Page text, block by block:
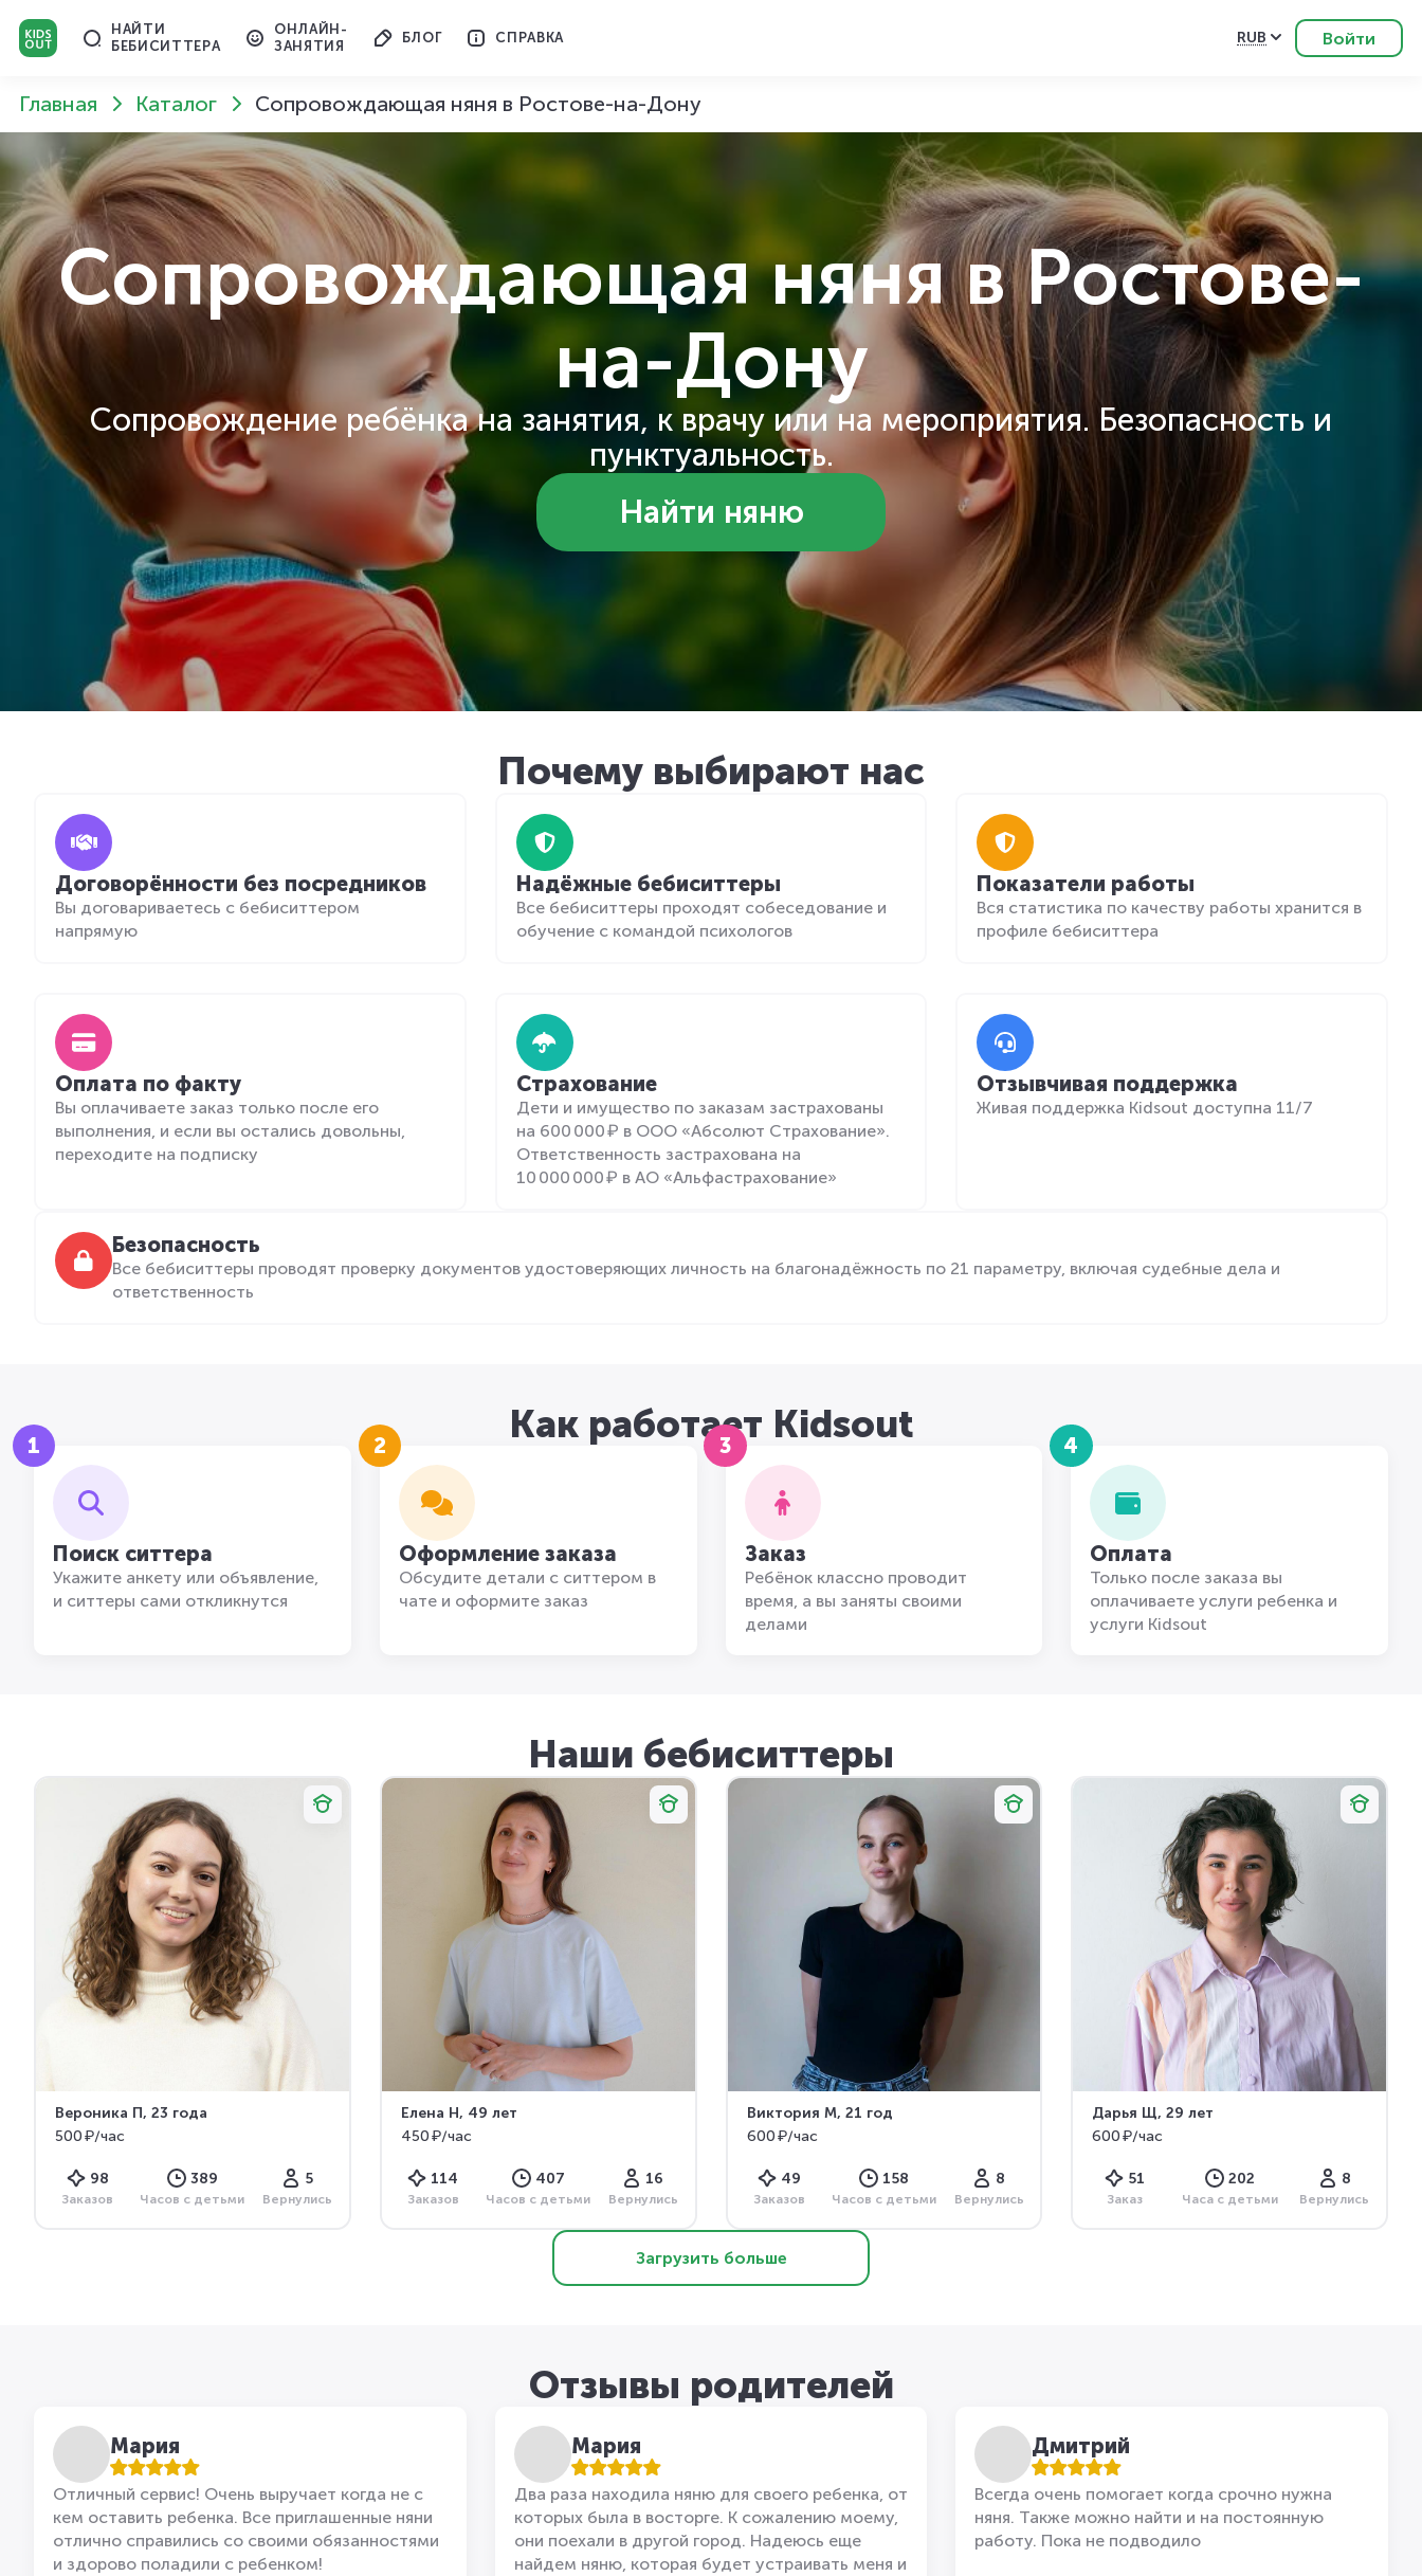
НАЙТИ
БЕБИСИТТЕРА
ОНЛАЙН-
ЗАНЯТИЯ
БЛОГ СПРАВКА RUB Войти
Главная Каталог Сопровождающая няня в Ростове-на-Дону
Сопровождающая няня в Ростове-
на-Дону
Сопровождение ребёнка на занятия, к врачу или на мероприятия. Безопасность и
пунктуальность.
Найти няню
Почему выбирают нас
Договорённости без посредников
Вы договариваетесь с бебиситтером
напрямую
Надёжные бебиситтеры
Все бебиситтеры проходят собеседование и
обучение с командой психологов
Показатели работы
Вся статистика по качеству работы хранится в
профиле бебиситтера
Оплата по факту
Вы оплачиваете заказ только после его
выполнения, и если вы остались довольны,
переходите на подписку
Страхование
Дети и имущество по заказам застрахованы
на 600 000 ₽ в ООО «Абсолют Страхование».
Ответственность застрахована на
10 000 000 ₽ в АО «Альфастрахование»
Отзывчивая поддержка
Живая поддержка Kidsout доступна 11/7
Безопасность
Все бебиситтеры проводят проверку документов удостоверяющих личность на благонадёжность по 21 параметру, включая судебные дела и
ответственность
Как работает Kidsout
1
Поиск ситтера
Укажите анкету или объявление,
и ситтеры сами откликнутся
2
Оформление заказа
Обсудите детали с ситтером в
чате и оформите заказ
3
Заказ
Ребёнок классно проводит
время, а вы заняты своими
делами
4
Оплата
Только после заказа вы
оплачиваете услуги ребенка и
услуги Kidsout
Наши бебиситтеры
Вероника П, 23 года
500 ₽/час
98
Заказов
389
Часов с детьми
5
Вернулись
Елена Н, 49 лет
450 ₽/час
114
Заказов
407
Часов с детьми
16
Вернулись
Виктория М, 21 год
600 ₽/час
49
Заказов
158
Часов с детьми
8
Вернулись
Дарья Щ, 29 лет
600 ₽/час
51
Заказ
202
Часа с детьми
8
Вернулись
Загрузить больше
Отзывы родителей
Мария
Отличный сервис! Очень выручает когда не с
кем оставить ребенка. Все приглашенные няни
отлично справились со своими обязанностями
и здорово поладили с ребенком!
Мария
Два раза находила няню для своего ребенка, от
которых была в восторге. К сожалению моему,
они поехали в другой город. Надеюсь еще
найдем няню, которая будет устраивать меня и
Дмитрий
Всегда очень помогает когда срочно нужна
няня. Также можно найти и на постоянную
работу. Пока не подводило